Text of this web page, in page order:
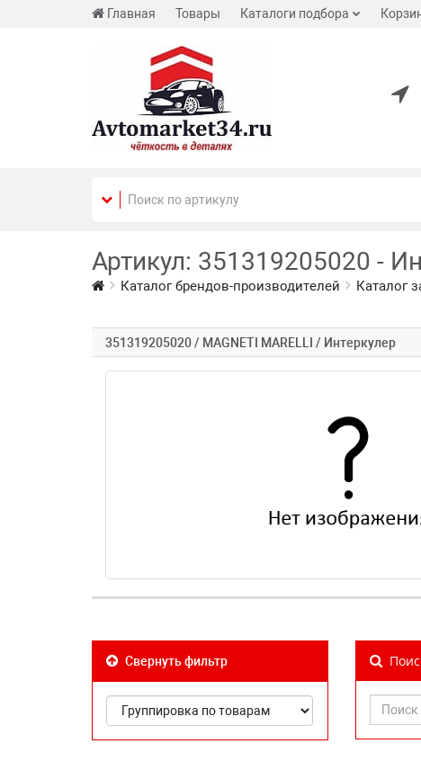
Главная Товары Каталоги подбора
Артикул: 351319205020 -
Каталог брендов-производителей Каталог
351319205020 / MAGNETI MARELLI / Интеркулер
Свернуть фильтр